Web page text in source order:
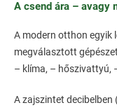
A csend ára – avagy
A modern otthon egyik
megválasztott
– klíma, – hőszivattyú,
A zajszintet decibelben